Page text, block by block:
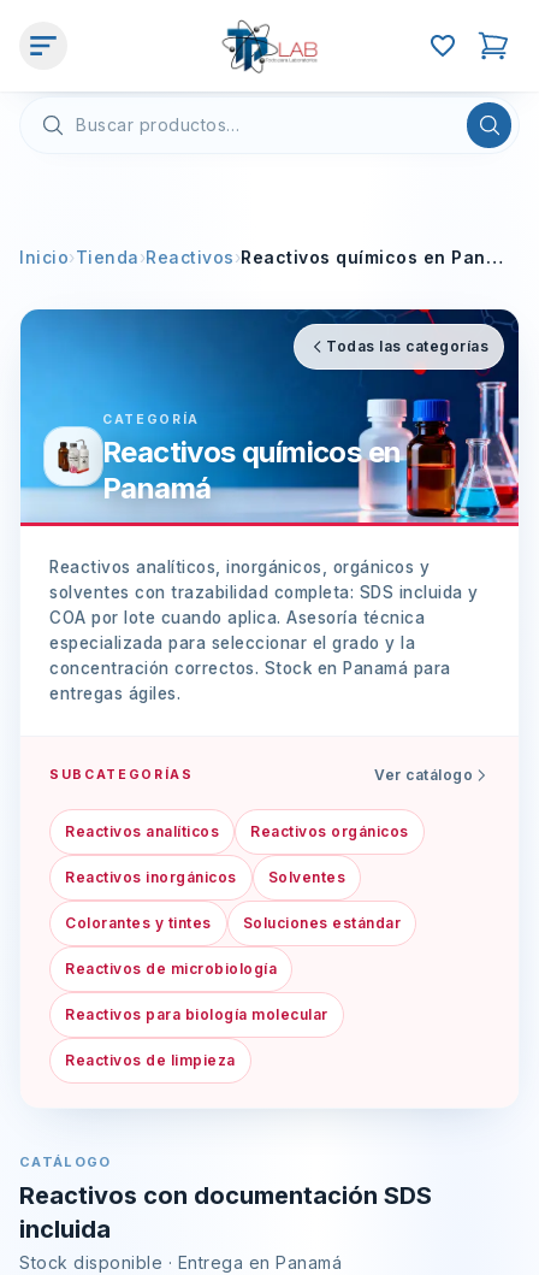
Inicio›Tienda›Reactivos› Reactivos químicos en Panamá
Todas las categorías
CATEGORÍA
Reactivos químicos en
Panamá
Reactivos analíticos, inorgánicos, orgánicos y
solventes con trazabilidad completa: SDS incluida y
COA por lote cuando aplica. Asesoría técnica
especializada para seleccionar el grado y la
concentración correctos. Stock en Panamá para
entregas ágiles.
SUBCATEGORÍAS Ver catálogo
Reactivos analíticos Reactivos orgánicos
Reactivos inorgánicos Solventes
Colorantes y tintes Soluciones estándar
Reactivos de microbiología
Reactivos para biología molecular
Reactivos de limpieza
CATÁLOGO
Reactivos con documentación SDS
incluida
Stock disponible · Entrega en Panamá